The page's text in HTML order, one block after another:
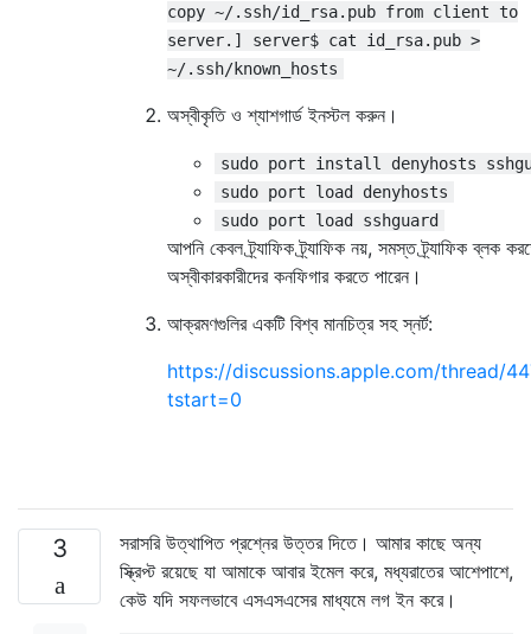
copy ~/.ssh/id_rsa.pub from client to
server.] server$ cat id_rsa.pub >
~/.ssh/known_hosts
অস্বীকৃতি ও শ্যাশগার্ড ইনস্টল করুন।
sudo port install denyhosts
sudo port load denyhosts
sudo port load sshguard
আপনি কেবল ট্র্যাফিক ট্র্যাফিক নয়, সমস্ত ট্র্যাফিক ব্লক
অস্বীকারকারীদের কনফিগার করতে পারেন।
আক্রমণগুলির একটি বিশ্ব মানচিত্র সহ স্নর্ট:
https://discussions.apple.com/thread/
tstart=0
3
সরাসরি উত্থাপিত প্রশ্নের উত্তর দিতে। আমার কাছে অন্য
স্ক্রিপ্ট রয়েছে যা আমাকে আবার ইমেল করে, মধ্যরাতের আশেপাশে,
কেউ যদি সফলভাবে এসএসএসের মাধ্যমে লগ ইন করে।